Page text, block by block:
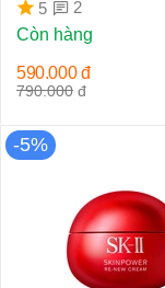
5
2
Còn hàng
790.000 đ
590.000 đ
-5%